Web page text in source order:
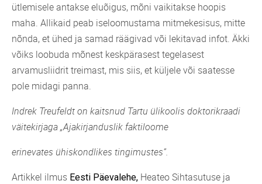
ütlemisele antakse eluõigus, mõni vaikitakse hoopis
maha. Allikaid peab iseloomustama mitmekesisus, mitte
nõnda, et ühed ja samad räägivad või lekitavad infot. Äkki
võiks loobuda mõnest keskpärasest tegelasest
arvamusliidrit treimast, mis siis, et küljele või saatesse
pole midagi panna.
Indrek Treufeldt on kaitsnud Tartu ülikoolis doktorikraadi
väitekirjaga „Ajakirjanduslik faktiloome
erinevates ühiskondlikes tingimustes”.
Artikkel ilmus Eesti Päevalehe, Heateo Sihtasutuse ja